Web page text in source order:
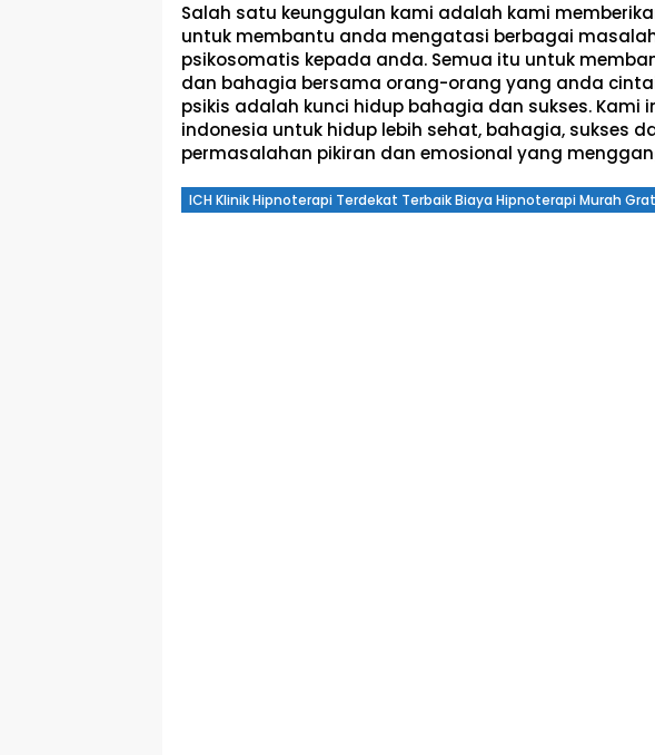
Salah satu keunggulan kami adalah kami
untuk membantu anda mengatasi berbagai
psikosomatis kepada anda. Semua itu untuk
dan bahagia bersama orang-orang yang anda
psikis adalah kunci hidup bahagia dan sukses.
indonesia untuk hidup lebih sehat, bahagia, sukses
permasalahan pikiran dan emosional yang
ICH Klinik Hipnoterapi Terdekat Terbaik Biaya Hipnoterapi Murah